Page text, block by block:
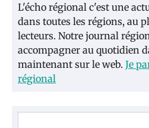
L'écho régional c'est une
dans toutes les régions, au
lecteurs. Notre journal
accompagner au quotidien
maintenant sur le web. Je
régional